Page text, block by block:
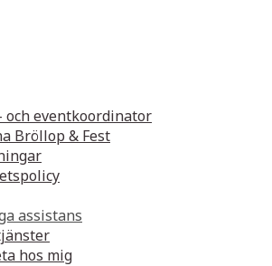
och eventkoordinator
Bröllop & Fest
assistans
hos mig